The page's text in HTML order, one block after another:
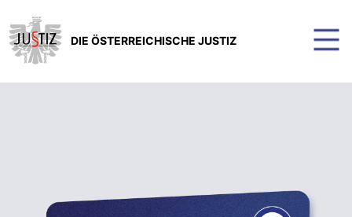
DIE ÖSTERREICHISCHE JUSTIZ